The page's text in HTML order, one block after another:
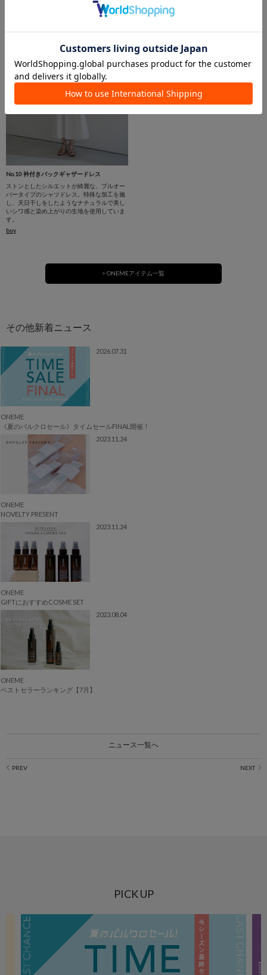
No.10 衿付きバックギャザードレス
ストンとしたシルエットが綺麗な、プルオー
バータイプのシャツドレス。特殊な加工を施
し、天日干しをしたようなナチュラルで美し
いシワ感と染め上がりの生地を使用していま
す。
buy
> ONEMEアイテム一覧
2026.07.31
ONEME
《夏のパルクロセール》タイムセールFINAL開催！
2023.11.24
ONEME
NOVELTY PRESENT
2023.11.24
ONEME
GIFTにおすすめCOSME SET
2023.08.04
ONEME
ベストセラーランキング【7月】
ニュース一覧へ
PICK UP